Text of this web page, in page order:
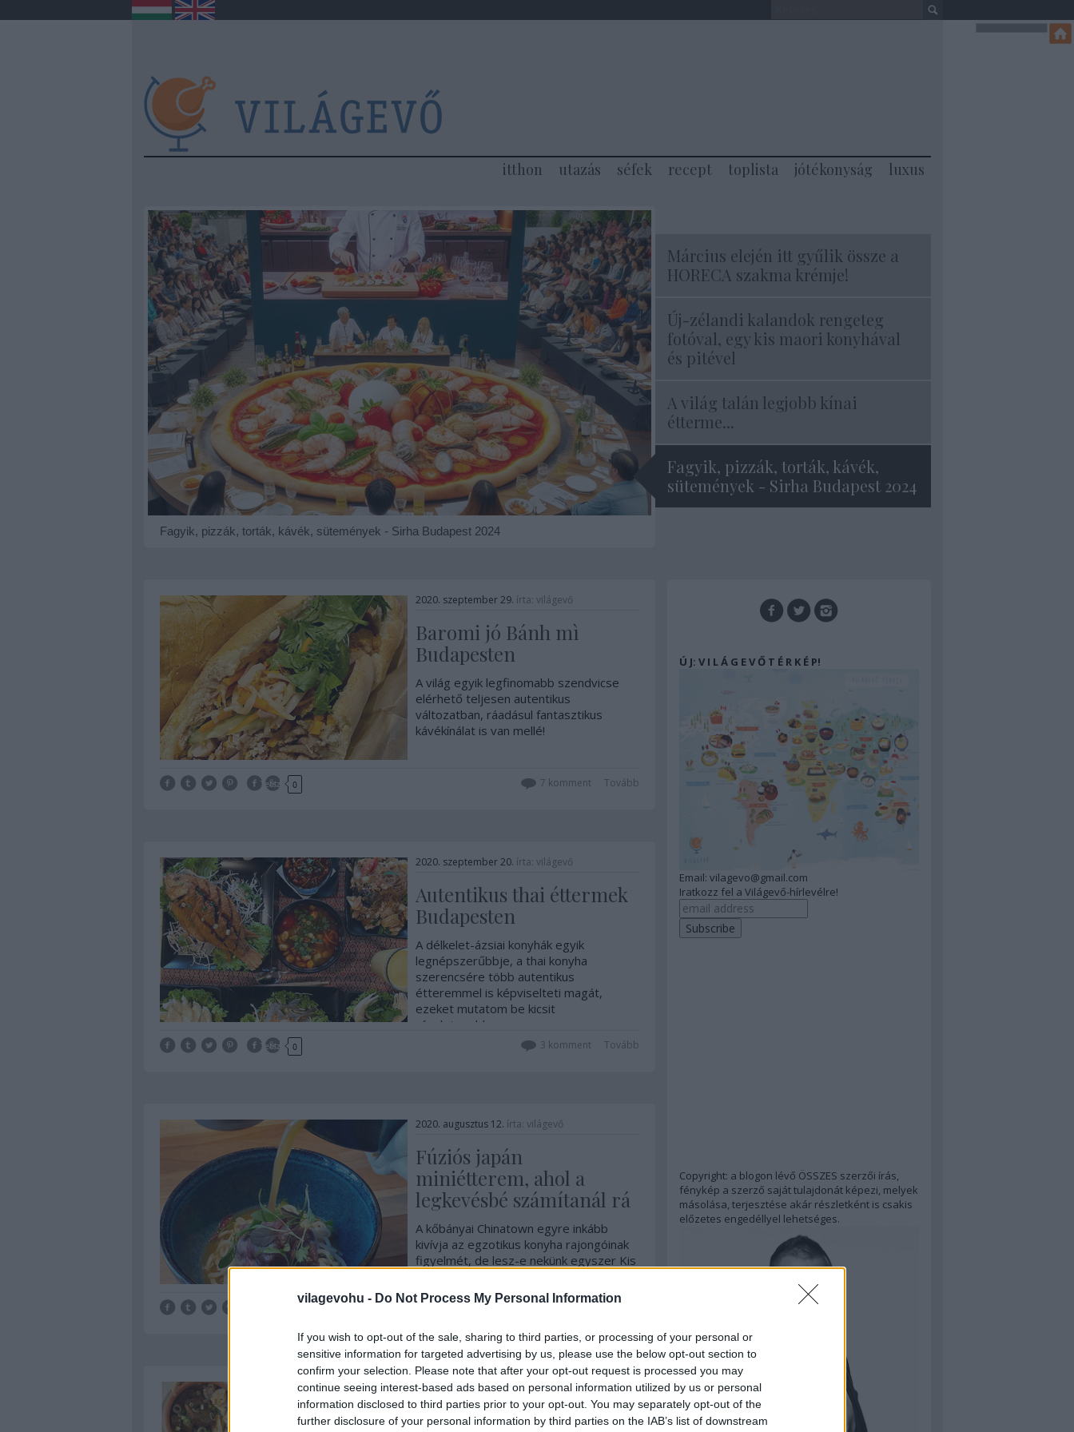
vilagevohu - Do Not Process My Personal Information
If you wish to opt-out of the sale, sharing to third parties, or processing of your personal or
sensitive information for targeted advertising by us, please use the below opt-out section to
confirm your selection. Please note that after your opt-out request is processed you may
continue seeing interest-based ads based on personal information utilized by us or personal
information disclosed to third parties prior to your opt-out. You may separately opt-out of the
further disclosure of your personal information by third parties on the IAB’s list of downstream
itthon utazás séfek recept toplista jótékonyság luxus
Fagyik, pizzák, torták, kávék, sütemények - Sirha Budapest 2024
Március elején itt gyűlik össze a
HORECA szakma krémje!
Új-zélandi kalandok rengeteg
fotóval, egy kis maori konyhával
és pitével
A világ talán legjobb kínai
étterme...
Fagyik, pizzák, torták, kávék,
sütemények - Sirha Budapest 2024
2020. szeptember 29. írta: világevő
Baromi jó Bánh mì
Budapesten
A világ egyik legfinomabb szendvicse
elérhető teljesen autentikus
változatban, ráadásul fantasztikus
kávékínálat is van mellé!
Tetszik 0 Tovább
7 komment
2020. szeptember 20. írta: világevő
Autentikus thai éttermek
Budapesten
A délkelet-ázsiai konyhák egyik
legnépszerűbbje, a thai konyha
szerencsére több autentikus
étteremmel is képviselteti magát,
ezeket mutatom be kicsit
részletesebben.
Tetszik 0 Tovább
3 komment
2020. augusztus 12. írta: világevő
Fúziós japán
miniétterem, ahol a
legkevésbé számítanál rá
A kőbányai Chinatown egyre inkább
kivívja az egzotikus konyha rajongóinak
figyelmét, de lesz-e nekünk egyszer Kis
...
Tovább
9komment
2020. július 14.írta:világevő
Bárcsak ilyen
Ú J: V I L Á G E V Ő T É R K É P!
Email: vilagevo@gmail.com
Iratkozz fel a Világevő-hírlevélre!
Copyright: a blogon lévő ÖSSZES szerzői írás,
fénykép a szerző saját tulajdonát képezi, melyek
másolása, terjesztése akár részletként is csakis
előzetes engedéllyel lehetséges.